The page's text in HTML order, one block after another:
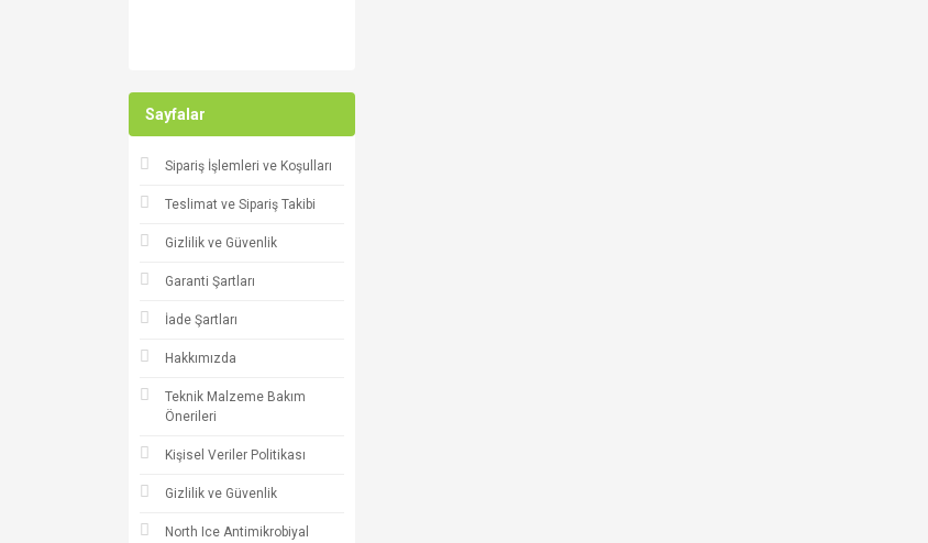
Sayfalar
Sipariş İşlemleri ve Koşulları
Teslimat ve Sipariş Takibi
Gizlilik ve Güvenlik
Garanti Şartları
İade Şartları
Hakkımızda
Teknik Malzeme Bakım
Önerileri
Kişisel Veriler Politikası
Gizlilik ve Güvenlik
North Ice Antimikrobiyal